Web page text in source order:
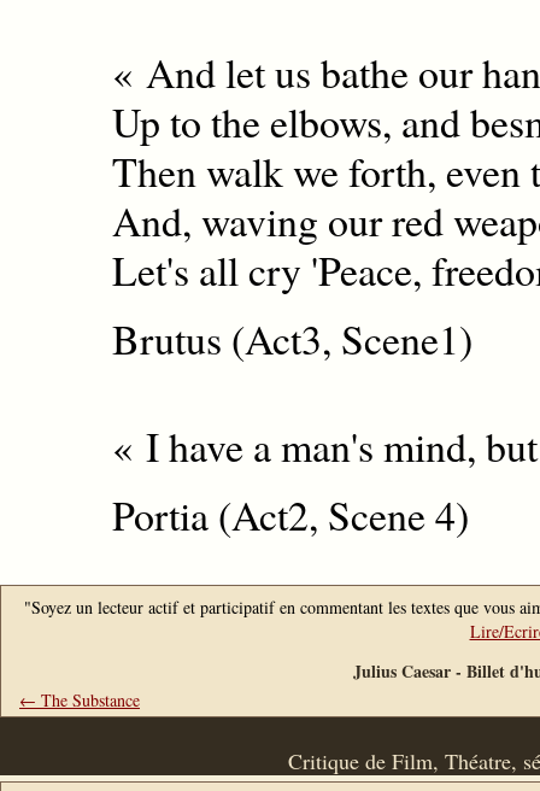
« And let us bathe our
Up to the elbows, and
Then walk we forth, even
And, waving our red
Let's all cry 'Peace,
Brutus (Act3, Scene1)
« I have a man's mind,
Portia (Act2, Scene 4)
"Soyez un lecteur actif et participatif en commentant les textes que vous
Lire/
Julius Caesar - Billet
← The Substance
Critique de Film, Théatre,